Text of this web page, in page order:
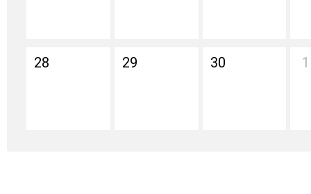
28 29 30 1